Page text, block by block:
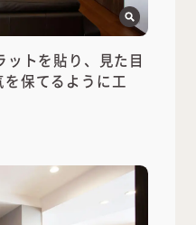
ットを貼り、見た目
保てるように工